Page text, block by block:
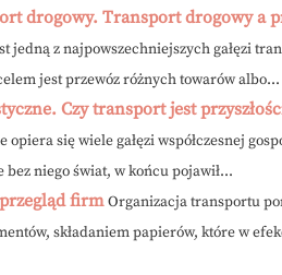
drogowy. Transport drogowy a
jedną z najpowszechniejszych gałęzi
jest przewóz różnych towarów albo...
Czy transport jest
opiera się wiele gałęzi współczesnej
niego świat, w końcu pojawił...
firm Organizacja transportu
składaniem papierów, które w